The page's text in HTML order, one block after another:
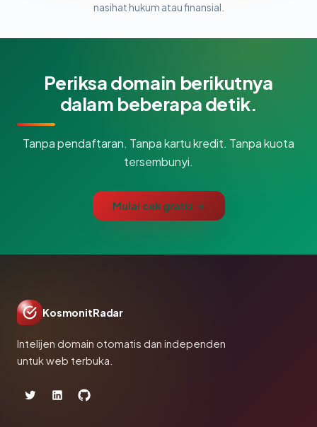
nasihat hukum atau finansial.
Periksa domain berikutnya
dalam beberapa detik.
Tanpa pendaftaran. Tanpa kartu kredit. Tanpa kuota
tersembunyi.
Mulai cek gratis →
KosmonitRadar
Intelijen domain otomatis dan independen
untuk web terbuka.